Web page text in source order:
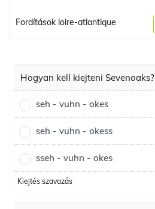
Fordítások loire-atlantique
Hogyan kell kiejteni Sevenoaks?
seh - vuhn - okes
seh - vuhn - okess
sseh - vuhn - okes
Kiejtés szavazás